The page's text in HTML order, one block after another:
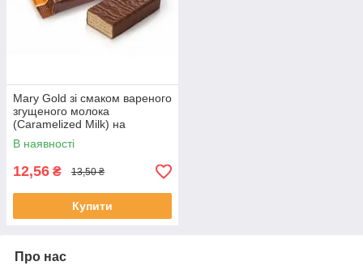
Mary Gold зі смаком вареного
згущеного молока
(Caramelized Milk) на
фруктозі 38 г
В наявності
12,56 ₴ 13,50 ₴
Купити
Про нас